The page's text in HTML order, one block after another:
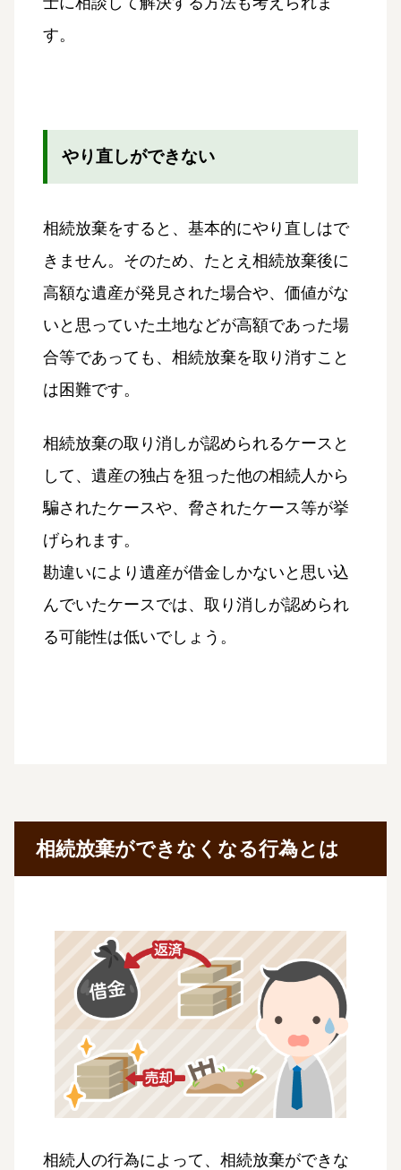
す。
やり直しができない
相続放棄をすると、基本的にやり直しはで
きません。そのため、たとえ相続放棄後に
高額な遺産が発見された場合や、価値がな
いと思っていた土地などが高額であった場
合等であっても、相続放棄を取り消すこと
は困難です。
相続放棄の取り消しが認められるケースと
して、遺産の独占を狙った他の相続人から
騙されたケースや、脅されたケース等が挙
げられます。
勘違いにより遺産が借金しかないと思い込
んでいたケースでは、取り消しが認められ
る可能性は低いでしょう。
相続放棄ができなくなる行為とは
相続人の行為によって、相続放棄ができな